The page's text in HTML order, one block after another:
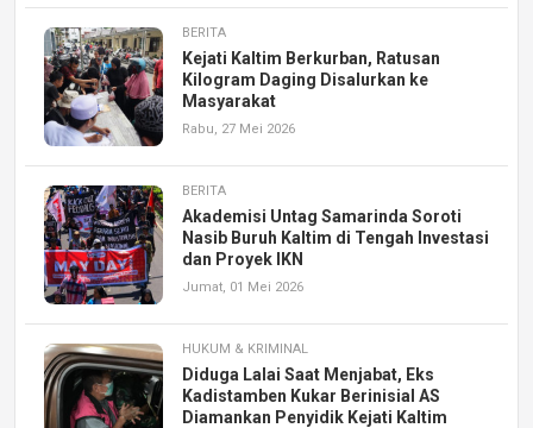
BERITA
Kejati Kaltim Berkurban, Ratusan
Kilogram Daging Disalurkan ke
Masyarakat
Rabu, 27 Mei 2026
BERITA
Akademisi Untag Samarinda Soroti
Nasib Buruh Kaltim di Tengah Investasi
dan Proyek IKN
Jumat, 01 Mei 2026
HUKUM & KRIMINAL
Diduga Lalai Saat Menjabat, Eks
Kadistamben Kukar Berinisial AS
Diamankan Penyidik Kejati Kaltim